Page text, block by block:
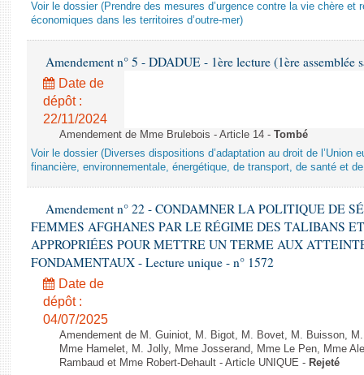
Voir le dossier (Prendre des mesures d’urgence contre la vie chère et
économiques dans les territoires d’outre-mer)
Amendement n° 5 - DDADUE - 1ère lecture (1ère assemblée
Date de
dépôt :
22/11/2024
Amendement de Mme Brulebois - Article 14 - Tombé
Voir le dossier (Diverses dispositions d’adaptation au droit de l’Union
financière, environnementale, énergétique, de transport, de santé et
Amendement n° 22 - CONDAMNER LA POLITIQUE DE
FEMMES AFGHANES PAR LE RÉGIME DES TALIBANS
APPROPRIÉES POUR METTRE UN TERME AUX
FONDAMENTAUX - Lecture unique - n° 1572
Date de
dépôt :
04/07/2025
Amendement de M. Guiniot, M. Bigot, M. Bovet, M. Buisson,
Mme Hamelet, M. Jolly, Mme Josserand, Mme Le Pen, Mme
Rambaud et Mme Robert-Dehault - Article UNIQUE - Rejeté